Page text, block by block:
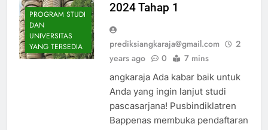
PROGRAM STUDI
DAN
UNIVERSITAS
YANG TERSEDIA
2024 Tahap 1
prediksiangkaraja@gmail.com
2
years ago
0 7 mins
angkaraja Ada kabar baik untuk
Anda yang ingin lanjut studi
pascasarjana! Pusbindiklatren
Bappenas membuka pendaftaran